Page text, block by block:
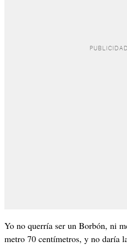
Yo no querría ser un Borbón, ni
metro 70 centímetros, y no daría